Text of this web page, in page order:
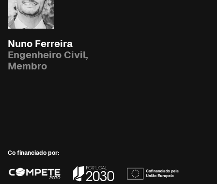
Nuno Ferreira
Engenheiro Civil,
Membro
Co financiado por: